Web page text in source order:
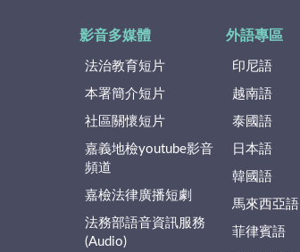
影音多媒體
法治教育短片
本署簡介短片
社區關懷短片
嘉義地檢youtube影音
頻道
嘉檢法律廣播短劇
法務部語音資訊服務
(Audio)
外語專區
印尼語
越南語
泰國語
日本語
韓國語
馬來西亞語
菲律賓語